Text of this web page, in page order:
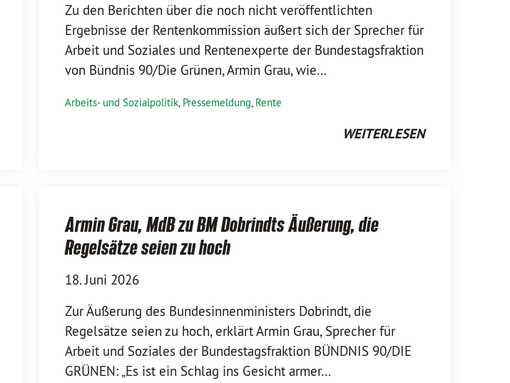
Zu den Berichten über die noch nicht veröffentlichten
Ergebnisse der Rentenkommission äußert sich der Sprecher für
Arbeit und Soziales und Rentenexperte der Bundestagsfraktion
von Bündnis 90/Die Grünen, Armin Grau, wie…
Arbeits- und Sozialpolitik, Pressemeldung, Rente
WEITERLESEN
Armin Grau, MdB zu BM Dobrindts Äußerung, die
Regelsätze seien zu hoch
18. Juni 2026
Zur Äußerung des Bundesinnenministers Dobrindt, die
Regelsätze seien zu hoch, erklärt Armin Grau, Sprecher für
Arbeit und Soziales der Bundestagsfraktion BÜNDNIS 90/DIE
GRÜNEN: „Es ist ein Schlag ins Gesicht armer…